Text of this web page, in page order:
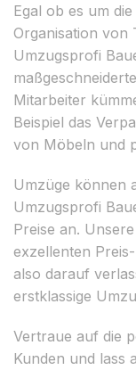
Egal ob es um
Organisation von
Umzugsprofi
Mitarbeiter
Beispiel das
von Möbeln und
Umzüge können
Umzugsprofi
Preise an.
exzellenten
also darauf
erstklassige
Vertraue auf die
Kunden und lass